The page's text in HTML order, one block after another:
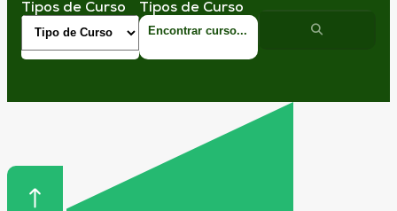
Tipos de Curso Tipos de Curso